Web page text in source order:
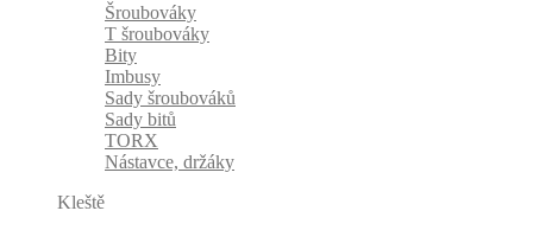
Šroubováky
T šroubováky
Bity
Imbusy
Sady šroubováků
Sady bitů
TORX
Nástavce, držáky
Kleště